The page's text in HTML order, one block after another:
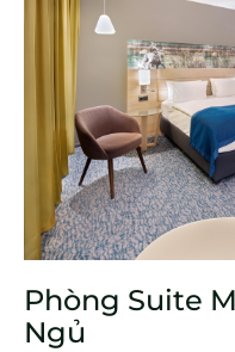
Phòng Suite
Ngủ